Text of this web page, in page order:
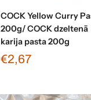
COCK Yellow Curry
200g/ COCK dzeltenā
karija pasta 200g
€2,67